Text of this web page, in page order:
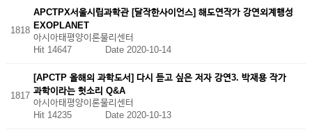
1818
APCTPX서울시립과학관 [달작한사이언스] 해도연작가 강연외계행성
EXOPLANET
아시아태평양이론물리센터
Hit 14647
Date 2020-10-14
1817
[APCTP 올해의 과학도서] 다시 듣고 싶은 저자 강연3. 박재용 작가
과학이라는 헛소리 Q&A
아시아태평양이론물리센터
Hit 14235
Date 2020-10-13